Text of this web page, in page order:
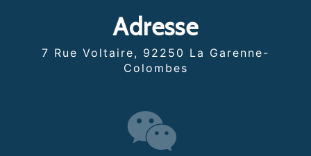
Adresse
7 Rue Voltaire, 92250 La Garenne-
Colombes